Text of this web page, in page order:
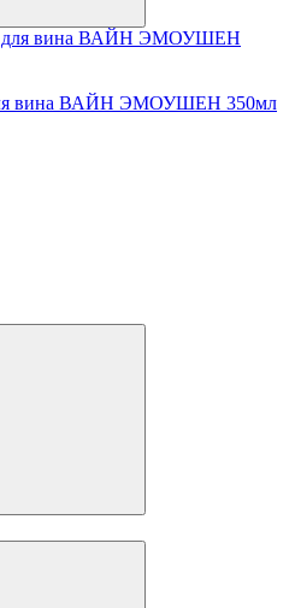
вина ВАЙН ЭМОУШЕН 350мл